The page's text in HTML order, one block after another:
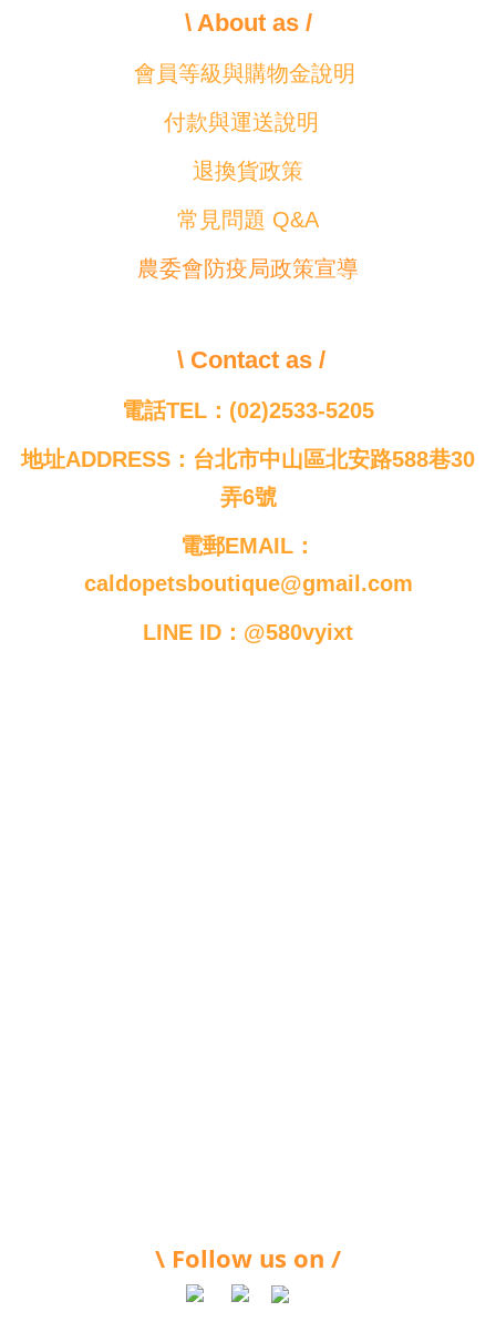
\ About as /
會員等級與購物金說明
付款與運送說明
退換貨政策
常見問題 Q&A
農委會防疫局政策宣導
\ Contact as /
電話TEL：(02)2533-5205
地址ADDRESS：台北市中山區北安路588巷30
弄6號
電郵EMAIL：
caldopetsboutique@gmail.com
LINE ID：@580vyixt
\ Follow us on /